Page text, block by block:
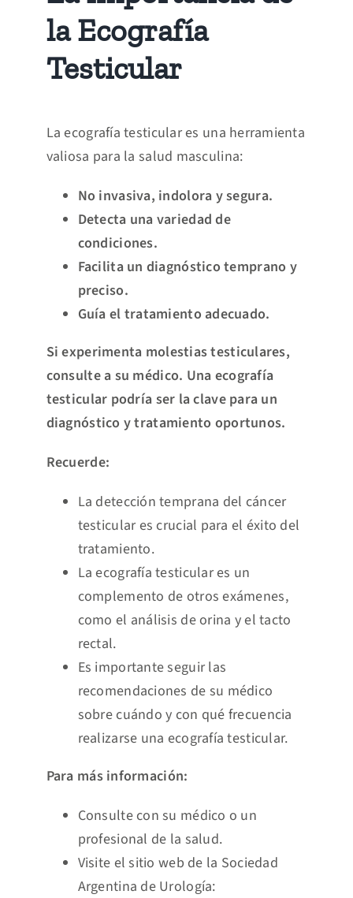
la Ecografía
Testicular
La ecografía testicular es una herramienta
valiosa para la salud masculina:
No invasiva, indolora y segura.
Detecta una variedad de
condiciones.
Facilita un diagnóstico temprano y
preciso.
Guía el tratamiento adecuado.
Si experimenta molestias testiculares,
consulte a su médico. Una ecografía
testicular podría ser la clave para un
diagnóstico y tratamiento oportunos.
Recuerde:
La detección temprana del cáncer
testicular es crucial para el éxito del
tratamiento.
La ecografía testicular es un
complemento de otros exámenes,
como el análisis de orina y el tacto
rectal.
Es importante seguir las
recomendaciones de su médico
sobre cuándo y con qué frecuencia
realizarse una ecografía testicular.
Para más información:
Consulte con su médico o un
profesional de la salud.
Visite el sitio web de la Sociedad
Argentina de Urología: